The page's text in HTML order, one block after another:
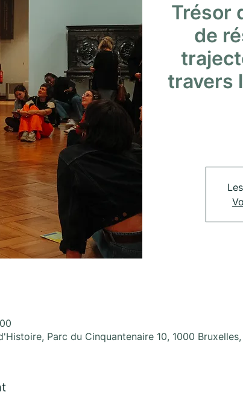
Trésor
de
travers
Parc du Cinquantenaire 10, 1000